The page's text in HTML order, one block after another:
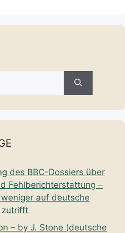
des BBC-Dossiers über
Fehlberichterstattung –
auf deutsche
zutrifft
– by J. Stone (deutsche